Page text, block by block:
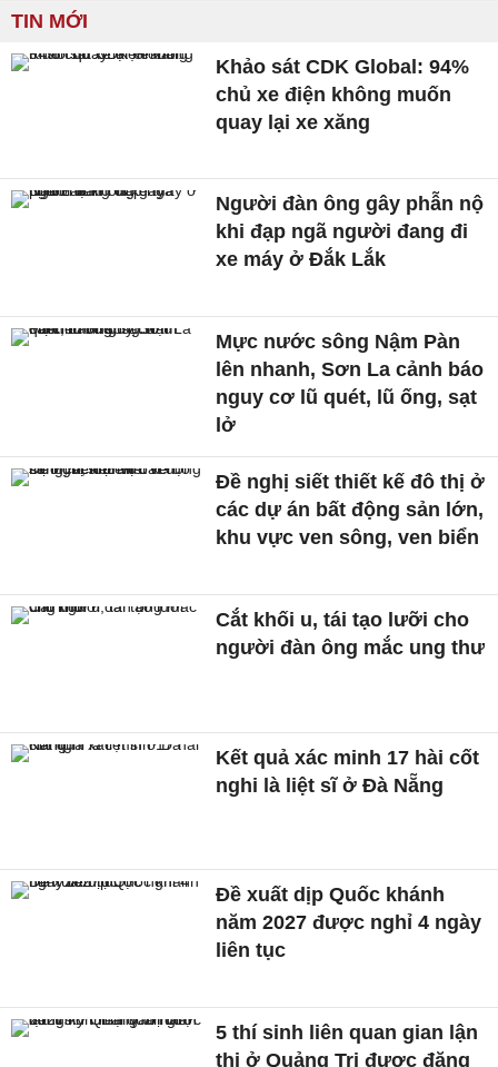
TIN MỚI
Khảo sát CDK Global: 94%
chủ xe điện không muốn
quay lại xe xăng
Người đàn ông gây phẫn nộ
khi đạp ngã người đang đi
xe máy ở Đắk Lắk
Mực nước sông Nậm Pàn
lên nhanh, Sơn La cảnh báo
nguy cơ lũ quét, lũ ống, sạt
lở
Đề nghị siết thiết kế đô thị ở
các dự án bất động sản lớn,
khu vực ven sông, ven biển
Cắt khối u, tái tạo lưỡi cho
người đàn ông mắc ung thư
Kết quả xác minh 17 hài cốt
nghi là liệt sĩ ở Đà Nẵng
Đề xuất dịp Quốc khánh
năm 2027 được nghỉ 4 ngày
liên tục
5 thí sinh liên quan gian lận
thi ở Quảng Trị được đăng